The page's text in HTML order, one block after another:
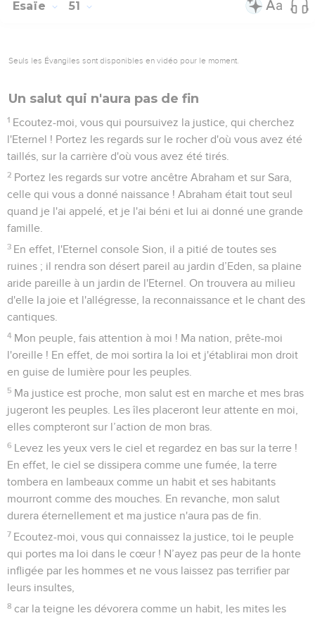
Esaïe 51
Seuls les Évangiles sont disponibles en vidéo pour le moment.
Un salut qui n'aura pas de fin
1 Ecoutez-moi, vous qui poursuivez la justice, qui cherchez
l'Eternel ! Portez les regards sur le rocher d'où vous avez été
taillés, sur la carrière d'où vous avez été tirés.
2 Portez les regards sur votre ancêtre Abraham et sur Sara,
celle qui vous a donné naissance ! Abraham était tout seul
quand je l'ai appelé, et je l'ai béni et lui ai donné une grande
famille.
3 En effet, l'Eternel console Sion, il a pitié de toutes ses
ruines ; il rendra son désert pareil au jardin d’Eden, sa plaine
aride pareille à un jardin de l'Eternel. On trouvera au milieu
d'elle la joie et l'allégresse, la reconnaissance et le chant des
cantiques.
4 Mon peuple, fais attention à moi ! Ma nation, prête-moi
l'oreille ! En effet, de moi sortira la loi et j'établirai mon droit
en guise de lumière pour les peuples.
5 Ma justice est proche, mon salut est en marche et mes bras
jugeront les peuples. Les îles placeront leur attente en moi,
elles compteront sur l’action de mon bras.
6 Levez les yeux vers le ciel et regardez en bas sur la terre !
En effet, le ciel se dissipera comme une fumée, la terre
tombera en lambeaux comme un habit et ses habitants
mourront comme des mouches. En revanche, mon salut
durera éternellement et ma justice n'aura pas de fin.
7 Ecoutez-moi, vous qui connaissez la justice, toi le peuple
qui portes ma loi dans le cœur ! N’ayez pas peur de la honte
infligée par les hommes et ne vous laissez pas terrifier par
leurs insultes,
8 car la teigne les dévorera comme un habit, les mites les